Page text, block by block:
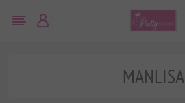
MANLISA